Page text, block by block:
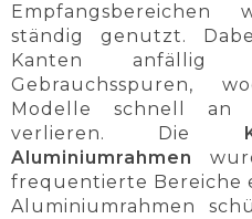
ständig genutzt.
Kanten
Gebrauchsspuren,
Modelle schnell
verlieren. Die
Aluminiumrahmen
frequentierte Bereiche
Aluminiumrahmen